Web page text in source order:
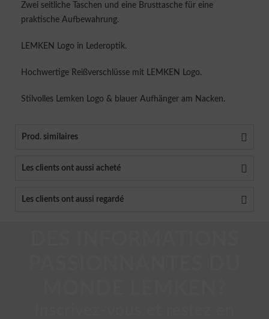
Zwei seitliche Taschen und eine Brusttasche für eine
praktische Aufbewahrung.
LEMKEN Logo in Lederoptik.
Hochwertige Reißverschlüsse mit LEMKEN Logo.
Stilvolles Lemken Logo & blauer Aufhänger am Nacken.
Prod. similaires
Les clients ont aussi acheté
Les clients ont aussi regardé